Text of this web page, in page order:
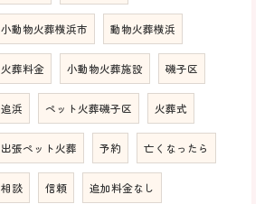
小動物火葬横浜市 動物火葬横浜
火葬料金 小動物火葬施設 磯子区
追浜 ペット火葬磯子区 火葬式
出張ペット火葬 予約 亡くなったら
相談 信頼 追加料金なし